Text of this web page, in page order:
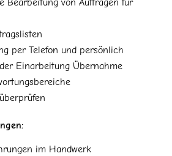
Bearbeitung von Aufträgen für
per Telefon und persönlich
Einarbeitung Übernahme
im Handwerk